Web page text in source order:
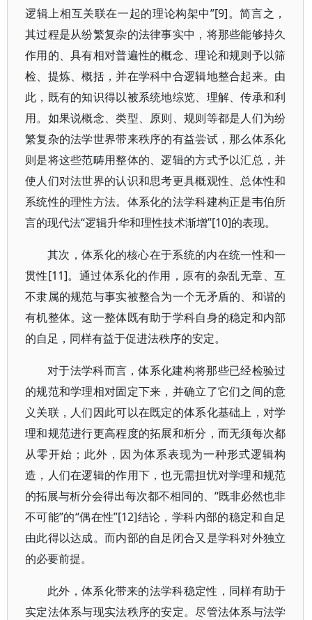
逻辑上相互关联在一起的理论构架中”[9]。简言之，
其过程是从纷繁复杂的法律事实中，将那些能够持久
作用的、具有相对普遍性的概念、理论和规则予以筛
检、提炼、概括，并在学科中合逻辑地整合起来。由
此，既有的知识得以被系统地综览、理解、传承和利
用。如果说概念、类型、原则、规则等都是人们为纷
繁复杂的法学世界带来秩序的有益尝试，那么体系化
则是将这些范畴用整体的、逻辑的方式予以汇总，并
使人们对法世界的认识和思考更具概观性、总体性和
系统性的理性方法。体系化的法学科建构正是韦伯所
言的现代法“逻辑升华和理性技术渐增”[10]的表现。
其次，体系化的核心在于系统的内在统一性和一
贯性[11]。通过体系化的作用，原有的杂乱无章、互
不隶属的规范与事实被整合为一个无矛盾的、和谐的
有机整体。这一整体既有助于学科自身的稳定和内部
的自足，同样有益于促进法秩序的安定。
对于法学科而言，体系化建构将那些已经检验过
的规范和学理相对固定下来，并确立了它们之间的意
义关联，人们因此可以在既定的体系化基础上，对学
理和规范进行更高程度的拓展和析分，而无须每次都
从零开始；此外，因为体系表现为一种形式逻辑构
造，人们在逻辑的作用下，也无需担忧对学理和规范
的拓展与析分会得出每次都不相同的、“既非必然也非
不可能”的“偶在性”[12]结论，学科内部的稳定和自足
由此得以达成。而内部的自足闭合又是学科对外独立
的必要前提。
此外，体系化带来的法学科稳定性，同样有助于
实定法体系与现实法秩序的安定。尽管法体系与法学